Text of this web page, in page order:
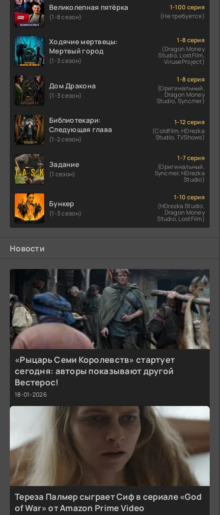
Великолепная пятёрка
(1-8 сезон)
1-100 серия
(Не требуется)
Ходячие мертвецы:
Мертвый город
(1-3 сезон)
1-8 серия
(Dragon Money
Studio, LostFilm,
ViruseProject)
Дом Дракона
(1-3 сезон)
1-8 серия
(Оригинальный,
Dragon Money
Studio, Syncmer)
Библиотекари:
Следующая глава
(1-2 сезон)
1-12 серия
(Coldfilm, HDrezka
Studio, TVShows)
Задание
(1 сезон)
1-7 серия
(Оригинальный,
Syncmer, HDrezka
Studio)
Бункер
(1-3 сезон)
1-10 серия
(HDrezka Studio,
Dragon Money
Studio, LostFilm)
Новости
«Рыцарь Семи Королевств» стартует
сегодня: авторы показывают другой
Вестерос!
18-01-2026
Тереза Палмер сыграет Сиф в сериале «God
of War» от Amazon Prime Video